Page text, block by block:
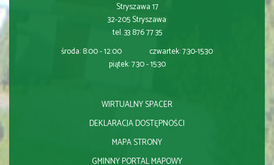
Stryszawa 17
32-205 Stryszawa
tel. 33 876 77 35
środa: 8:00 - 12:00 czwartek: 7:30-15:30
piątek: 7:30 - 15:30
WIRTUALNY SPACER
DEKLARACJA DOSTĘPNOŚCI
MAPA STRONY
GMINNY PORTAL MAPOWY